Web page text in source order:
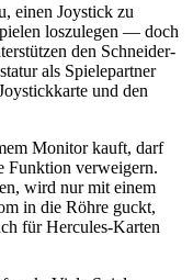
einen Joystick zu
loszulegen — doch
den Schneider-
als Spielepartner
und den
Monitor kauft, darf
Funktion verweigern.
wird nur mit einem
in die Röhre guckt,
für Hercules-Karten